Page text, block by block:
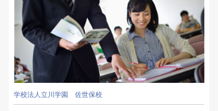
学校法人立川学園 佐世保校